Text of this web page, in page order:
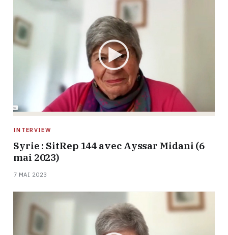
INTERVIEW
Syrie : SitRep 144 avec Ayssar Midani (6
mai 2023)
7 MAI 2023